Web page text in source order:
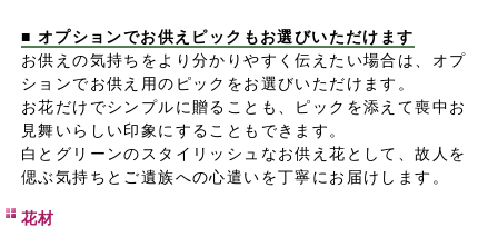
■ オプションでお供えピックもお選びいただけます
お供えの気持ちをより分かりやすく伝えたい場合は、オプ
ションでお供え用のピックをお選びいただけます。
お花だけでシンプルに贈ることも、ピックを添えて喪中お
見舞いらしい印象にすることもできます。
白とグリーンのスタイリッシュなお供え花として、故人を
偲ぶ気持ちとご遺族への心遣いを丁寧にお届けします。
花材